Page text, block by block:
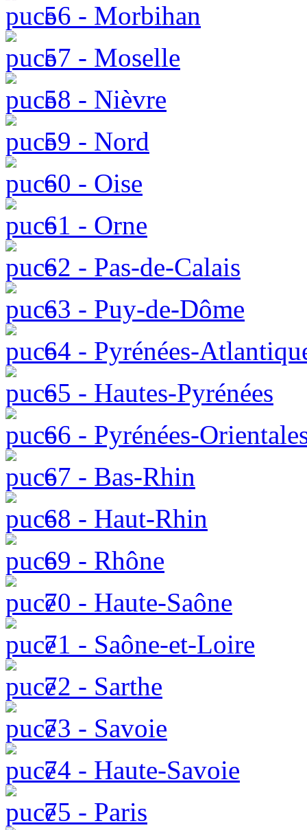
56 - Morbihan
57 - Moselle
58 - Nièvre
59 - Nord
60 - Oise
61 - Orne
62 - Pas-de-Calais
63 - Puy-de-Dôme
64 - Pyrénées-
65 - Hautes-Pyrénées
66 - Pyrénées-
67 - Bas-Rhin
68 - Haut-Rhin
69 - Rhône
70 - Haute-Saône
71 - Saône-et-Loire
72 - Sarthe
73 - Savoie
74 - Haute-Savoie
75 - Paris